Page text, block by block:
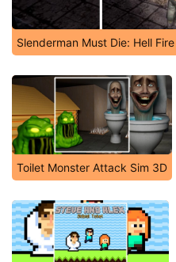
Slenderman Must Die: Hell Fire
Toilet Monster Attack Sim 3D